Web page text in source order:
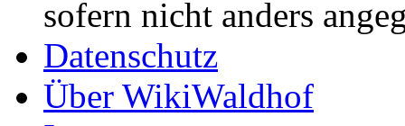
sofern nicht anders
Datenschutz
Über WikiWaldhof